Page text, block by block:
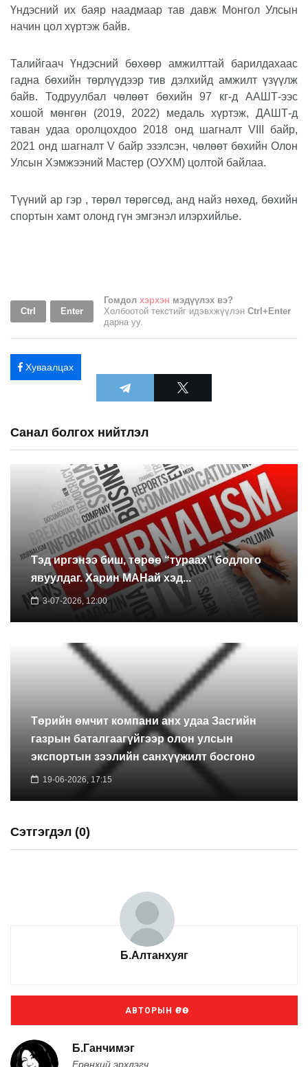
Үндэсний их баяр наадмаар тав давж Монгол Улсын
начин цол хүртэж байв.
Талийгаач Үндэсний бөхөөр амжилттай барилдахаас
гадна бөхийн төрлүүдээр тив дэлхийд амжилт үзүүлж
байв. Тодруулбал чөлөөт бөхийн 97 кг-д ААШТ-ээс
хошой мөнгөн (2019, 2022) медаль хүртэж, ДАШТ-д
таван удаа оролцохдоо 2018 онд шагналт VIII байр,
2021 онд шагналт V байр эзэлсэн, чөлөөт бөхийн Олон
Улсын Хэмжээний Мастер (ОУХМ) цолтой байлаа.
Түүний ар гэр , төрөл төрөгсөд, анд найз нөхөд, бөхийн
спортын хамт олонд гүн эмгэнэл илэрхийлье.
Ctrl Enter
Гомдол хэрхэн мэдүүлэх вэ?
Холбоотой текстийг идэвхжүүлэн Ctrl+Enter
дарна уу.
Хуваалцах
Санал болгох нийтлэл
Тэд иргэнээ биш, төрөө “тураах” бодлого
явуулдаг. Харин МАНай хэд...
3-07-2026, 12:00
Төрийн өмчит компани анх удаа Засгийн
газрын баталгаагүйгээр олон улсын
экспортын зээлийн санхүүжилт босгоно
19-06-2026, 17:15
Сэтгэгдэл (0)
Б.Алтанхуяг
АВТОРЫН ӨРӨӨ
Б.Ганчимэг
Ерөнхий эрхлэгч